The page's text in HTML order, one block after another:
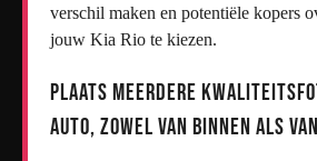
verschil maken en potentiële kopers
jouw Kia Rio te kiezen.
Plaats meerdere
auto, zowel van binnen als